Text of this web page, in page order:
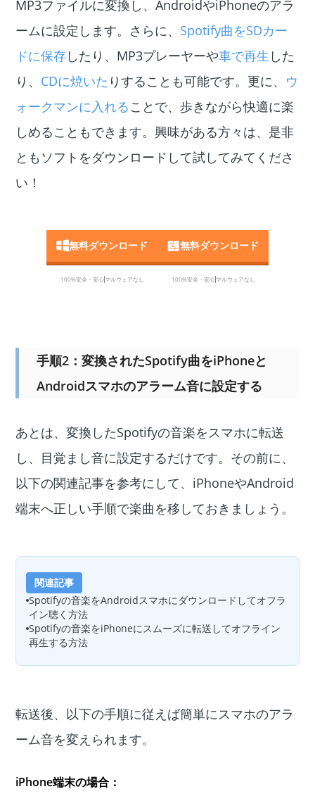
MP3ファイルに変換し、AndroidやiPhoneのアラ
ームに設定します。さらに、 Spotify曲をSDカー
ドに保存したり、MP3プレーヤーや車で再生 した
り、 CDに焼いた りすることも可能です。更に、 ウ
ォークマンに入れることで、歩きながら快適に楽
しめることもできます。興味がある方々は、是非
ともソフトをダウンロードして試してみてくださ
い！
無料ダウンロード
100%安全・安心マルウェアなし
無料ダウンロード
100%安全・安心マルウェアなし
手順2：変換されたSpotify曲をiPhoneと
Androidスマホのアラーム音に設定する
あとは、変換したSpotifyの音楽をスマホに転送
し、目覚まし音に設定するだけです。その前に、
以下の関連記事を参考にして、iPhoneやAndroid
端末へ正しい手順で楽曲を移しておきましょう。
関連記事
Spotifyの音楽をAndroidスマホにダウンロードしてオフラ
イン聴く方法
Spotifyの音楽をiPhoneにスムーズに転送してオフライン
再生する方法
転送後、以下の手順に従えば簡単にスマホのアラ
ーム音を変えられます。
iPhone端末の場合：